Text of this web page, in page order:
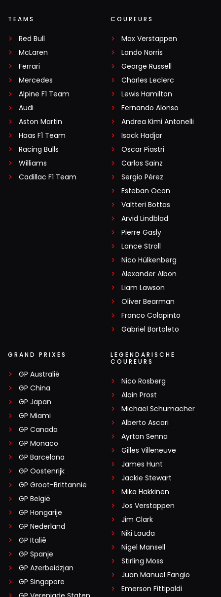
TEAMS
Red Bull
McLaren
Ferrari
Mercedes
Alpine F1 Team
Audi
Aston Martin
Haas F1 Team
Racing Bulls
Williams
Cadillac F1 Team
COUREURS
Max Verstappen
Lando Norris
George Russell
Charles Leclerc
Lewis Hamilton
Fernando Alonso
Andrea Kimi Antonelli
Isack Hadjar
Oscar Piastri
Carlos Sainz
Sergio Pérez
Esteban Ocon
Valtteri Bottas
Arvid Lindblad
Pierre Gasly
Lance Stroll
Nico Hülkenberg
Alexander Albon
Liam Lawson
Oliver Bearman
Franco Colapinto
Gabriel Bortoleto
GRAND PRIXES
GP Australië
GP China
GP Japan
GP Miami
GP Canada
GP Monaco
GP Barcelona
GP Oostenrijk
GP Groot-Brittannië
GP België
GP Hongarije
GP Nederland
GP Italië
GP Spanje
GP Azerbeidzjan
GP Singapore
LEGENDARISCHE
COUREURS
Nico Rosberg
Alain Prost
Michael Schumacher
Alberto Ascari
Ayrton Senna
Gilles Villeneuve
James Hunt
Jackie Stewart
Mika Häkkinen
Jos Verstappen
Jim Clark
Niki Lauda
Nigel Mansell
Stirling Moss
Juan Manuel Fangio
Emerson Fittipaldi